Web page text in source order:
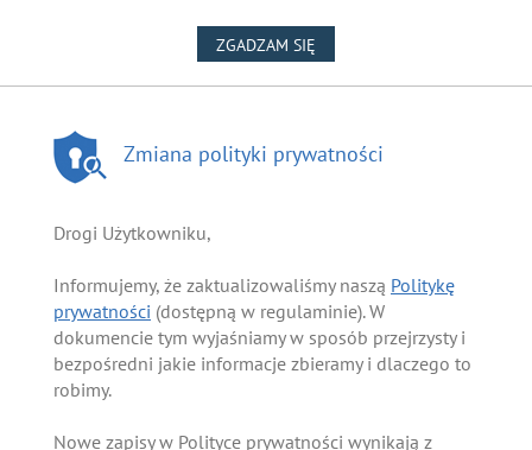
ZGADZAM SIĘ
Zmiana polityki prywatności
Drogi Użytkowniku,
Informujemy, że zaktualizowaliśmy naszą Politykę
prywatności (dostępną w regulaminie). W
dokumencie tym wyjaśniamy w sposób przejrzysty i
bezpośredni jakie informacje zbieramy i dlaczego to
robimy.
Nowe zapisy w Polityce prywatności wynikają z